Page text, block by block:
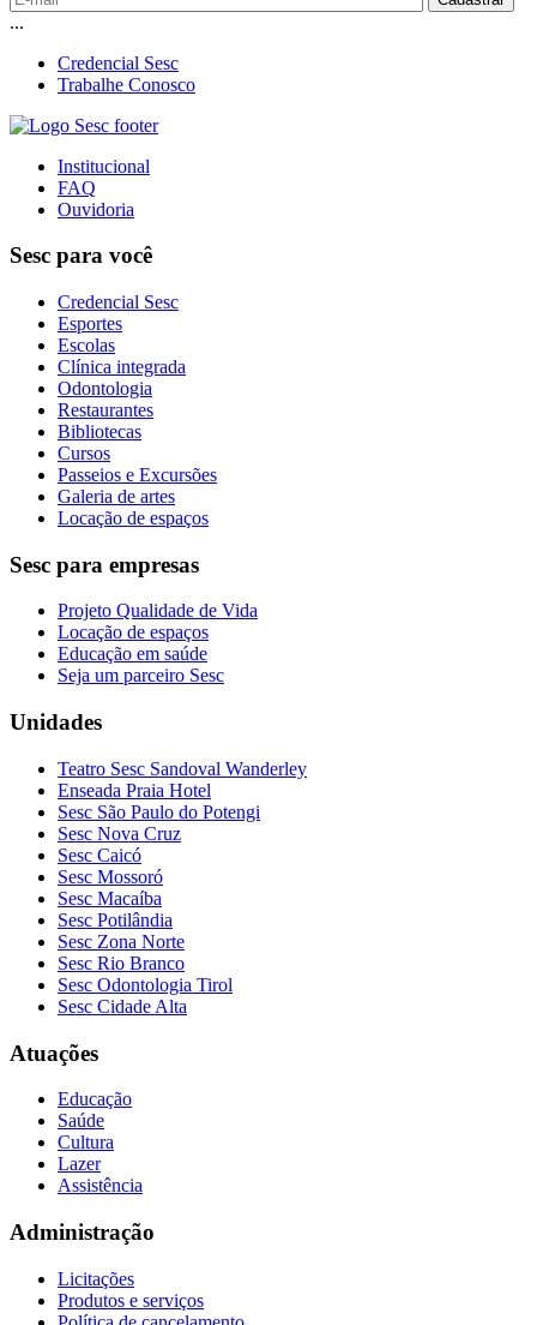
...
Credencial Sesc
Trabalhe Conosco
Institucional
FAQ
Ouvidoria
Sesc para você
Credencial Sesc
Esportes
Escolas
Clínica integrada
Odontologia
Restaurantes
Bibliotecas
Cursos
Passeios e Excursões
Galeria de artes
Locação de espaços
Sesc para empresas
Projeto Qualidade de Vida
Locação de espaços
Educação em saúde
Seja um parceiro Sesc
Unidades
Teatro Sesc Sandoval Wanderley
Enseada Praia Hotel
Sesc São Paulo do Potengi
Sesc Nova Cruz
Sesc Caicó
Sesc Mossoró
Sesc Macaíba
Sesc Potilândia
Sesc Zona Norte
Sesc Rio Branco
Sesc Odontologia Tirol
Sesc Cidade Alta
Atuações
Educação
Saúde
Cultura
Lazer
Assistência
Administração
Licitações
Produtos e serviços